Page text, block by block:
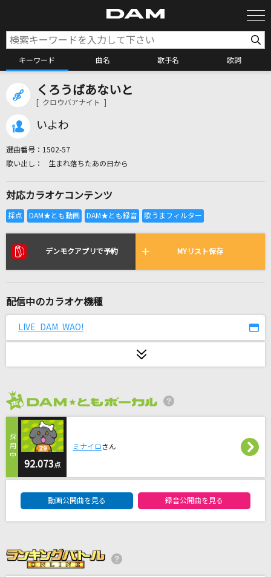
キーワード 曲名 歌手名 歌詞
カラオケ検索
全国りれき
リアルタイムで歌われている曲の一覧
夏祭り
花火大会
玉置浩二
[生音]嘘
[生音]太陽がくれた季節
青い三角定規
Perfume of love
globe
くろうばあないと
[ クロウバアナイト ]
いよわ
選曲番号： 1502-57
生まれ落ちたあの日から
対応カラオケコンテンツ
デンモクアプリで予約 MYリスト保存
配信中のカラオケ機種
LIVE DAM WAO!
92.073点
ミナイロさん
動画公開曲を見る 録音公開曲を見る